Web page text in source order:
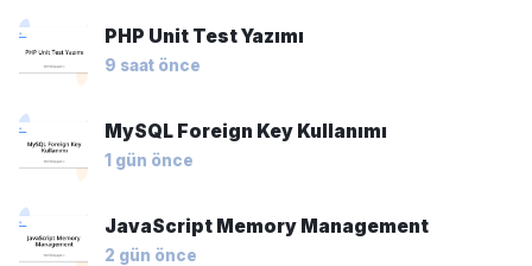
PHP Unit Test Yazımı
9 saat önce
MySQL Foreign Key Kullanımı
1 gün önce
JavaScript Memory Management
2 gün önce